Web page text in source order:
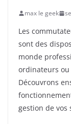
max le geek
Les
sont des
monde
ordinateurs
Découvrons
gestion de vos